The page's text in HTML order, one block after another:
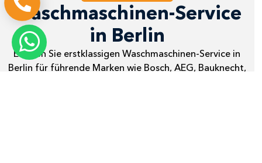
Waschmaschinen-Service
in Berlin
Erleben Sie erstklassigen Waschmaschinen-Service in
Berlin für führende Marken wie Bosch, AEG, Bauknecht,